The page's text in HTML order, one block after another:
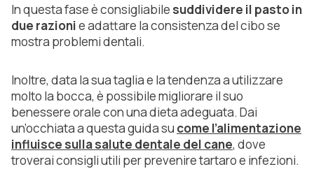
In questa fase è consigliabile suddividere il pasto in
due razionie adattare la consistenza del cibo se
mostra problemi dentali.
Inoltre, data la sua taglia e la tendenza a utilizzare
molto la bocca, è possibile migliorare il suo
benessere orale con una dieta adeguata. Dai
un’occhiata a questa guida su come l’alimentazione
influisce sulla salute dentale del cane, dove
troverai consigli utili per prevenire tartaro e infezioni.